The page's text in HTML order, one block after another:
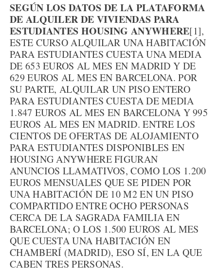
SEGÚN LOS DATOS DE LA PLATAFORMA
DE ALQUILER DE VIVIENDAS PARA
ESTUDIANTES HOUSING ANYWHERE[1],
ESTE CURSO ALQUILAR UNA HABITACIÓN
PARA ESTUDIANTES CUESTA UNA MEDIA
DE 653 EUROS AL MES EN MADRID Y DE
629 EUROS AL MES EN BARCELONA. POR
SU PARTE, ALQUILAR UN PISO ENTERO
PARA ESTUDIANTES CUESTA DE MEDIA
1.847 EUROS AL MES EN BARCELONA Y 995
EUROS AL MES EN MADRID. ENTRE LOS
CIENTOS DE OFERTAS DE ALOJAMIENTO
PARA ESTUDIANTES DISPONIBLES EN
HOUSING ANYWHERE FIGURAN
ANUNCIOS LLAMATIVOS, COMO LOS 1.200
EUROS MENSUALES QUE SE PIDEN POR
UNA HABITACIÓN DE 10 M2 EN UN PISO
COMPARTIDO ENTRE OCHO PERSONAS
CERCA DE LA SAGRADA FAMILIA EN
BARCELONA; O LOS 1.500 EUROS AL MES
QUE CUESTA UNA HABITACIÓN EN
CHAMBERÍ (MADRID), ESO SÍ, EN LA QUE
CABEN TRES PERSONAS.